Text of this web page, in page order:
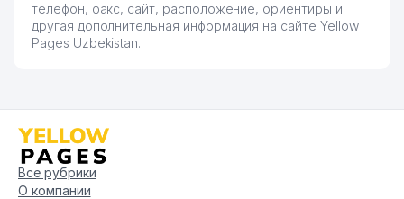
телефон, факс, сайт, расположение, ориентиры и
другая дополнительная информация на сайте Yellow
Pages Uzbekistan.
Все рубрики
О компании